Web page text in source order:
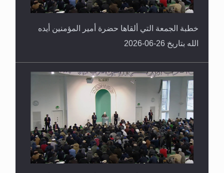
خطبة الجمعة التي ألقاها حضرة أمير المؤمنين أيده
الله بتاريخ 26-06-2026